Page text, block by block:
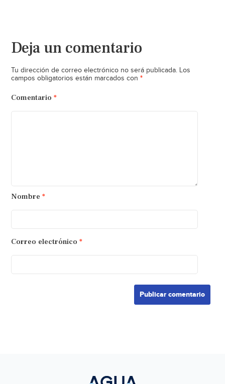
Deja un comentario
Tu dirección de correo electrónico no será publicada. Los
campos obligatorios están marcados con *
Comentario *
Nombre *
Correo electrónico *